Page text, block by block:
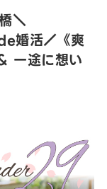
＼
婚活／《爽
一途に想い